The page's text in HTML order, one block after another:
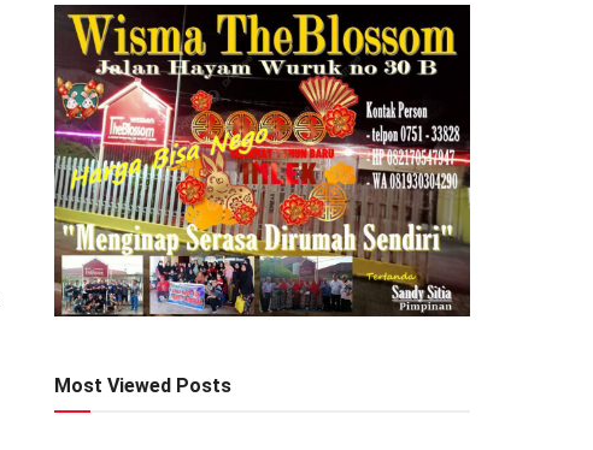
Most Viewed Posts